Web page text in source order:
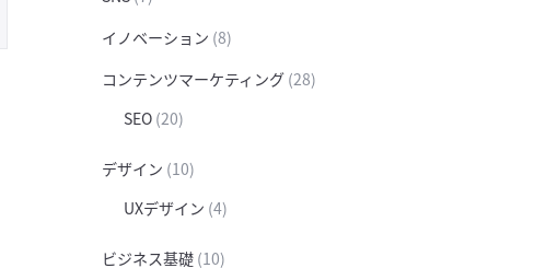
イノベーション (8)
コンテンツマーケティング (28)
SEO (20)
デザイン (10)
UXデザイン (4)
ビジネス基礎 (10)